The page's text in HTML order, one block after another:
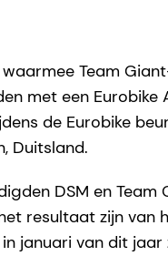
Team
met een Eurobike
de Eurobike
Duitsland.
DSM en Team
resultaat zijn van
januari van dit jaar